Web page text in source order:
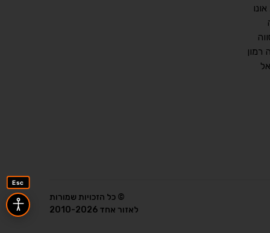
© כל הזכויות שמורות
לאזור אחד 2010-2026
Esc